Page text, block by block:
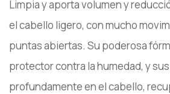
Limpia y aporta volumen y
el cabello ligero, con mucho
puntas abiertas. Su poderosa
protector contra la humedad, y
profundamente en el cabello,